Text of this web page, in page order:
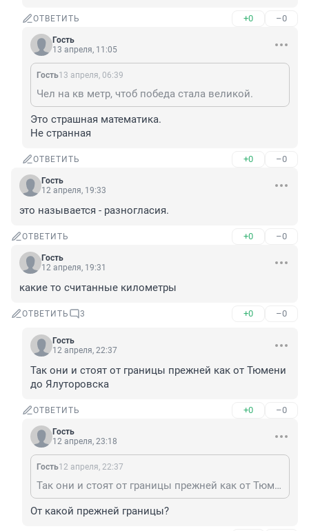
ОТВЕТИТЬ +0 –0
Гость
13 апреля, 11:05
Гость13 апреля, 06:39
Чел на кв метр, чтоб победа стала великой.
Это страшная математика.
Не странная
ОТВЕТИТЬ +0 –0
Гость
12 апреля, 19:33
это называется - разногласия.
ОТВЕТИТЬ +0 –0
Гость
12 апреля, 19:31
какие то считанные километры
ОТВЕТИТЬ 3 +0 –0
Гость
12 апреля, 22:37
Так они и стоят от границы прежней как от Тюмени
до Ялуторовска
ОТВЕТИТЬ +0 –0
Гость
12 апреля, 23:18
Гость12 апреля, 22:37
Так они и стоят от границы прежней как от Тюмени до Ялуторовска
От какой прежней границы?